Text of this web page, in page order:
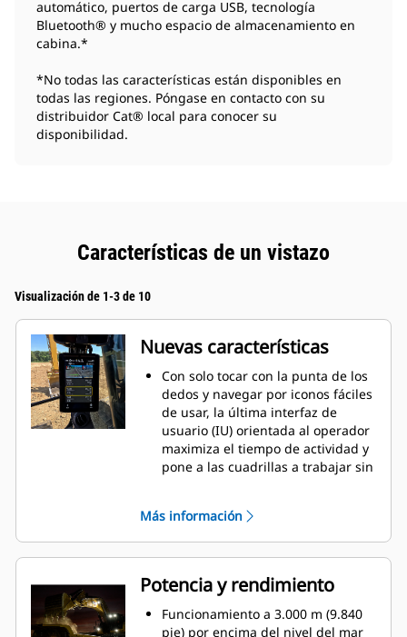
automático, puertos de carga USB, tecnología
Bluetooth® y mucho espacio de almacenamiento en
cabina.*
*No todas las características están disponibles en
todas las regiones. Póngase en contacto con su
distribuidor Cat® local para conocer su
disponibilidad.
Características de un vistazo
Visualización de 1-3 de 10
Nuevas características
Con solo tocar con la punta de los
dedos y navegar por iconos fáciles
de usar, la última interfaz de
usuario (IU) orientada al operador
maximiza el tiempo de actividad y
pone a las cuadrillas a trabajar sin
creación de nuevas combinaciones
de implementos según sea
necesario, los operadores pueden
configurar rápidamente las
máquinas y acceder fácilmente a
la información.
La interfaz permite a los
Más información
Potencia y rendimiento
Funcionamiento a 3.000 m (9.840
pie) por encima del nivel del mar